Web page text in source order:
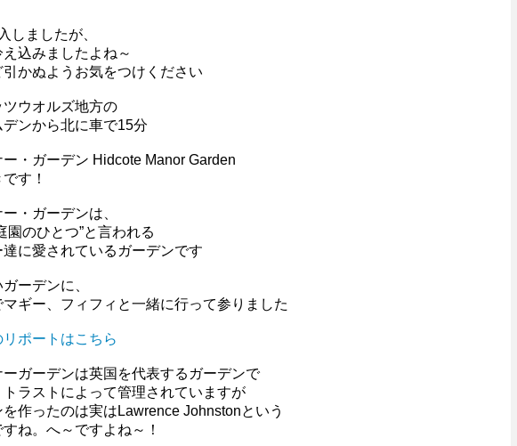
しましたが、
込みましたよね～
かぬようお気をつけください
ウオルズ地方の
ンから北に車で15分
・ガーデン Hidcote Manor Garden
す！
・ガーデンは、
園のひとつ”と言われる
に愛されているガーデンです
ーデンに、
ギー、フィフィと一緒に行って参りました
ポートはこちら
ーガーデンは英国を代表するガーデンで
ラストによって管理されていますが
作ったのは実は Lawrence Johnstonという
ね。へ～ですよね～！